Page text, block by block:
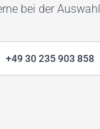
bei der
+49 30 235 903 858